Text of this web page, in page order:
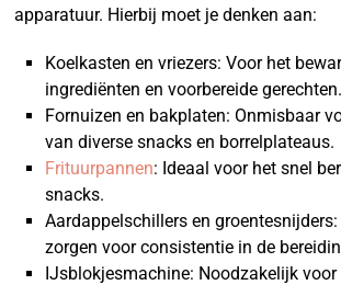
apparatuur. Hierbij moet je denken aan:
Koelkasten en vriezers: Voor het
ingrediënten en voorbereide gerechten.
Fornuizen en bakplaten: Onmisbaar
van diverse snacks en borrelplateaus.
Frituurpannen: Ideaal voor het snel
snacks.
Aardappelschillers en
zorgen voor consistentie in de
IJsblokjesmachine: Noodzakelijk